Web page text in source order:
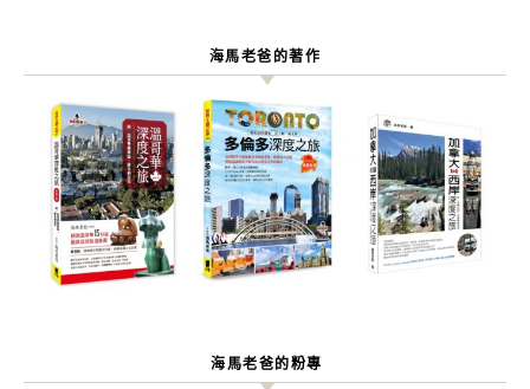
海馬老爸的著作
海馬老爸的粉專